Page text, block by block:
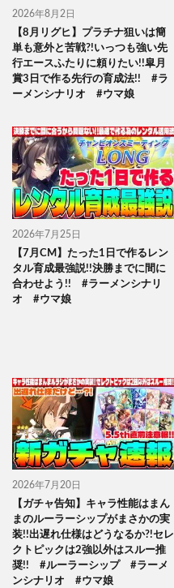
2026年8月2日
【8月リグヒ】プラチナ狙いは簡
単も意外と苦戦?!いっつも強い先
行エースふたりに頼りたい!!皐月
賞3日で作る先行の育成法!! #ラ
ーメンシナリオ #ウマ娘
2026年7月25日
【7月CM】たった1日で作るレン
タル育成最強説!!決勝までに間に
合わせよう!! #ラーメンシナリ
オ #ウマ娘
2026年7月20日
【ガチャ告知】キャラ性能はまん
まのルーラーシップがまさかの実
装!!出遅れ仕様はどうなるか?!セレ
クトピックは2強以外はスルー推
奨!! #ルーラーシップ #ラーメ
ンシナリオ #ウマ娘